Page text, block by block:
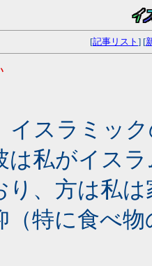
[記事リスト ] [
イスラミッ
は私がイス
り、方は私
（特に食べ